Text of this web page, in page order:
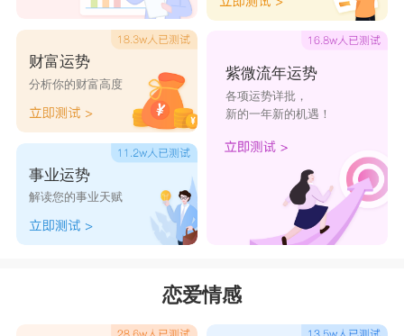
处女座是典型的完美主义相信大家是知道的，
跟处女座的人谈恋爱，要接受长时间受到TA完美
座的人，很敏感，很爱胡思乱想，所以他们能够很
财富运势
分析你的财富高度
事业运势
解读您的事业天赋
紫微流年运势
各项运势详批，
新的一年新的机遇！
恋爱情感